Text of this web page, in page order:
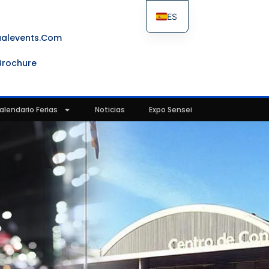
Ferias Noticias Expo Sensei
ES
FR